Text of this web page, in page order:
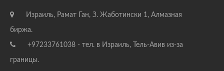
Израиль, Рамат Ган, З. Жаботински 1, Алмазная
биржа.
+97233761038 - тел. в Израиль, Тель-Авив из-за
границы.